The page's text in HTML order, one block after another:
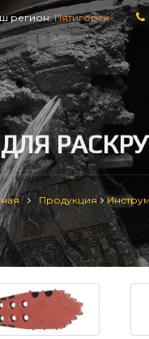
регион:Пятигорск
Продукция